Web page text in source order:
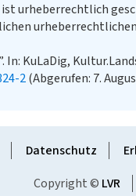
urheberrechtlich
KuLaDig,
2(Abgerufen: 7.
Datenschutz
Copyright © LVR